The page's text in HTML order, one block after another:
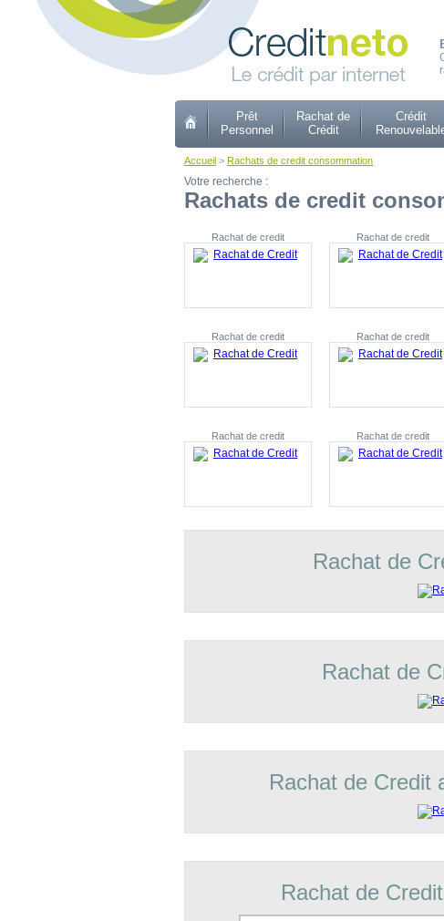
Prêt
Personnel
Rachat de
Crédit
Crédit
Accueil > Rachats de credit consommation
Votre recherche :
Rachats de credit
Rachat de credit Rachat de credit
Rachat de credit Rachat de credit
Rachat de credit Rachat de credit
Rachat de
Rachat de
Rachat de Credit
Rachat de